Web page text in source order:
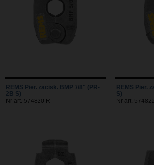
REMS Pier. zacisk. BMP 7/8" (PR-
2B S)
Nr art. 574820 R
REMS Pier.
S)
Nr art.